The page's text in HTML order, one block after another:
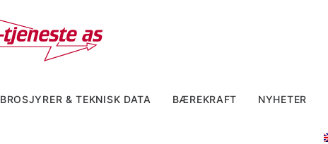
BROSJYRER & TEKNISK DATA BÆREKRAFT NYHETER